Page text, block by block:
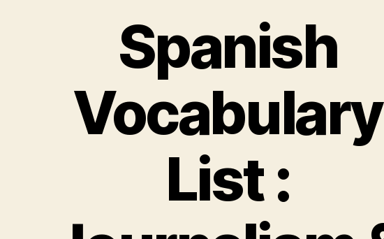
Spanish
Vocabulary
List :